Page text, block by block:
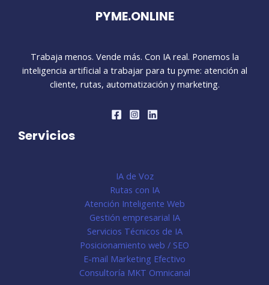
PYME.ONLINE
Trabaja menos. Vende más. Con IA real. Ponemos la
inteligencia artificial a trabajar para tu pyme: atención al
cliente, rutas, automatización y marketing.
Servicios
IA de Voz
Rutas con IA
Atención Inteligente Web
Gestión empresarial IA
Servicios Técnicos de IA
Posicionamiento web / SEO
E-mail Marketing Efectivo
Consultoría MKT Omnicanal